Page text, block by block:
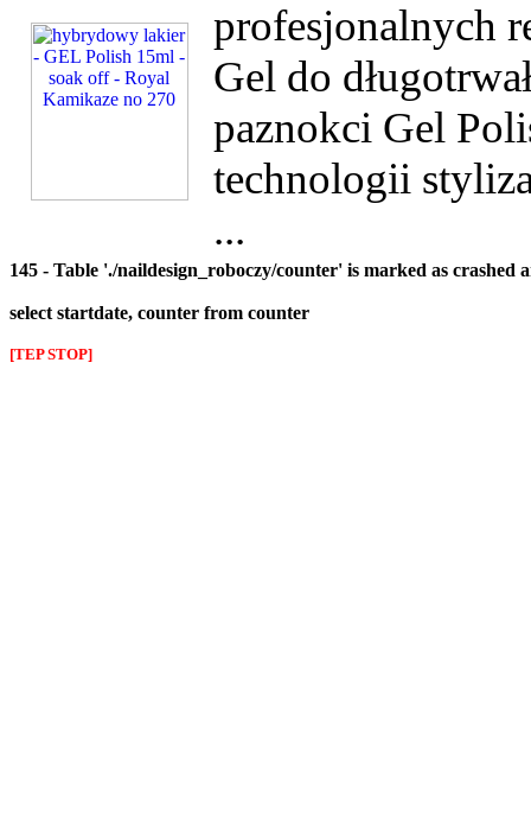
profesjonalnych
Gel do
paznokci Gel
technologii
...
145 - Table './naildesign_roboczy/counter' is marked as crashed
select startdate, counter from counter
[TEP STOP]